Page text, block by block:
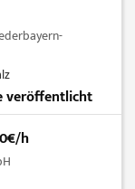
veröffentlicht
h